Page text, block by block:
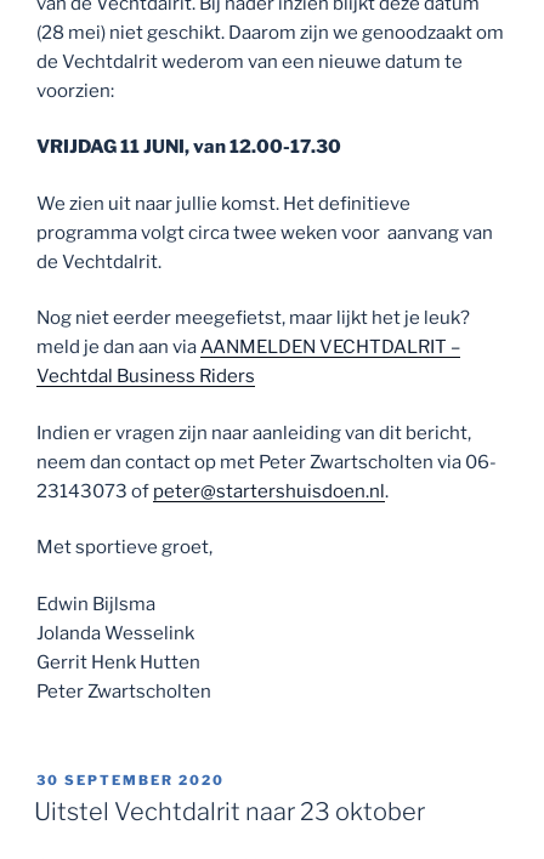
(28 mei) niet geschikt. Daarom zijn we genoodzaakt om
de Vechtdalrit wederom van een nieuwe datum te
voorzien:
VRIJDAG 11 JUNI, van 12.00-17.30
We zien uit naar jullie komst. Het definitieve
programma volgt circa twee weken voor aanvang van
de Vechtdalrit.
Nog niet eerder meegefietst, maar lijkt het je leuk?
meld je dan aan viaAANMELDEN VECHTDALRIT –
Vechtdal Business Riders
Indien er vragen zijn naar aanleiding van dit bericht,
neem dan contact op met Peter Zwartscholten via 06-
23143073 of peter@startershuisdoen.nl.
Met sportieve groet,
Edwin Bijlsma
Jolanda Wesselink
Gerrit Henk Hutten
Peter Zwartscholten
GEPLAATST
OP
30 SEPTEMBER 2020
Uitstel Vechtdalrit naar 23 oktober